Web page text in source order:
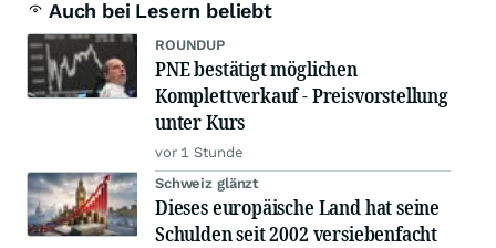
Auch bei Lesern beliebt
ROUNDUP
PNE bestätigt möglichen
Komplettverkauf - Preisvorstellung
unter Kurs
vor 1 Stunde
Schweiz glänzt
Dieses europäische Land hat seine
Schulden seit 2002 versiebenfacht